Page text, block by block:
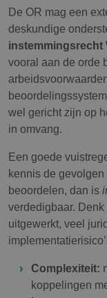
De OR mag een
deskundige
instemmingsrecht
vooral aan de orde
wel gericht zijn op
in omvang.
Een goede
kennis de
beoordelen, dan is
verdedigbaar.
uitgewerkt, veel
Complexiteit:
koppelingen